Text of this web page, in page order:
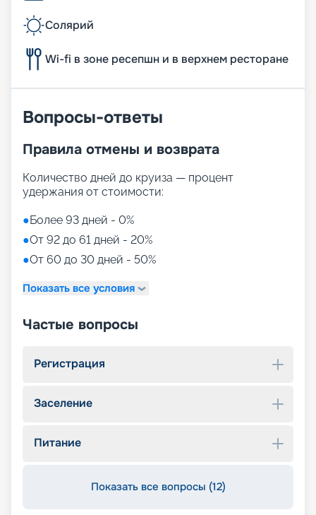
Солярий
Wi-fi в зоне ресепшн и в верхнем ресторане
Вопросы-ответы
Правила отмены и возврата
Количество дней до круиза — процент
удержания от стоимости:
●Более 93 дней - 0%
●От 92 до 61 дней - 20%
●От 60 до 30 дней - 50%
Показать все условия
Частые вопросы
Регистрация
Заселение
Питание
Показать все вопросы (12)